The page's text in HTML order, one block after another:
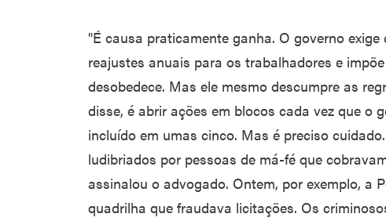
"É causa praticamente ganha. O governo
reajustes anuais para os trabalhadores e
desobedece. Mas ele mesmo descumpre as
disse, é abrir ações em blocos cada vez que o
incluído em umas cinco. Mas é preciso
ludibriados por pessoas de má-fé que
assinalou o advogado. Ontem, por exemplo, a
quadrilha que fraudava licitações. Os